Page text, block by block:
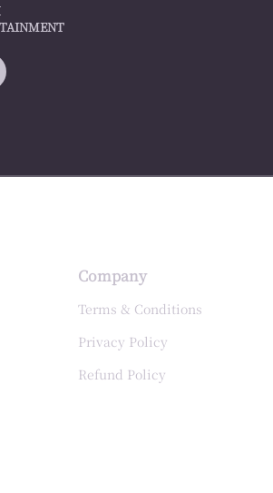
Company
Terms & Conditions
Privacy Policy
Refund Policy